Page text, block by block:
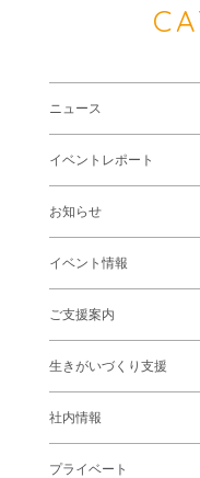
ニュース
イベントレポート
お知らせ
イベント情報
ご支援案内
生きがいづくり支援
社内情報
プライベート